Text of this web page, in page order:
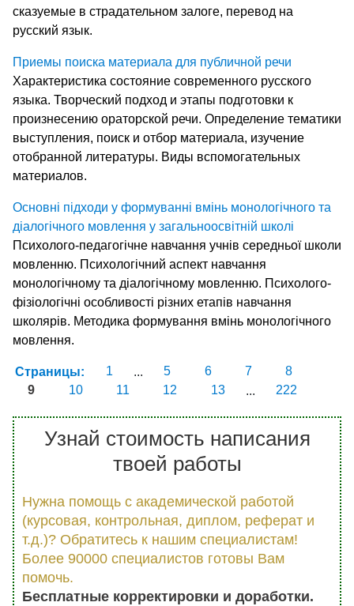
сказуемые в страдательном залоге, перевод на
русский язык.
Приемы поиска материала для публичной речи
Характеристика состояние современного русского
языка. Творческий подход и этапы подготовки к
произнесению ораторской речи. Определение тематики
выступления, поиск и отбор материала, изучение
отобранной литературы. Виды вспомогательных
материалов.
Основні підходи у формуванні вмінь монологічного та
діалогічного мовлення у загальноосвітній школі
Психолого-педагогічне навчання учнів середньої школи
мовленню. Психологічний аспект навчання
монологічному та діалогічному мовленню. Психолого-
фізіологічні особливості різних етапів навчання
школярів. Методика формування вмінь монологічного
мовлення.
Страницы: 1 ... 5 6 7
8
9
10 11 12 13 ... 222
Узнай стоимость написания
твоей работы
Нужна помощь с академической работой
(курсовая, контрольная, диплом, реферат и
т.д.)? Обратитесь к нашим специалистам!
Более 90000 специалистов готовы Вам
помочь.
Бесплатные корректировки и доработки.